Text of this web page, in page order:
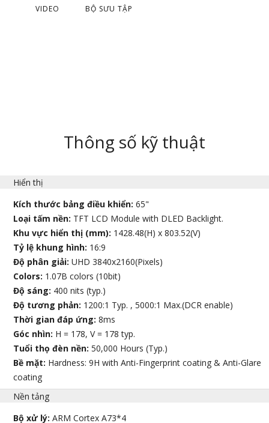
VIDEO BỘ SƯU TẬP
Thông số kỹ thuật
Hiển thị
Kích thước bảng điều khiển:65"
Loại tấm nền: TFT LCD Module with DLED Backlight.
Khu vực hiển thị (mm): 1428.48(H) x 803.52(V)
Tỷ lệ khung hình: 16:9
Độ phân giải:UHD 3840x2160(Pixels)
Colors: 1.07B colors (10bit)
Độ sáng: 400 nits (typ.)
Độ tương phản: 1200:1 Typ. , 5000:1 Max.(DCR enable)
Thời gian đáp ứng:8ms
Góc nhìn: H = 178, V = 178 typ.
Tuổi thọ đèn nền:50,000 Hours (Typ.)
Bề mặt: Hardness: 9H with Anti-Fingerprint coating & Anti-Glare
coating
Nền tảng
Bộ xử lý:ARM Cortex A73*4